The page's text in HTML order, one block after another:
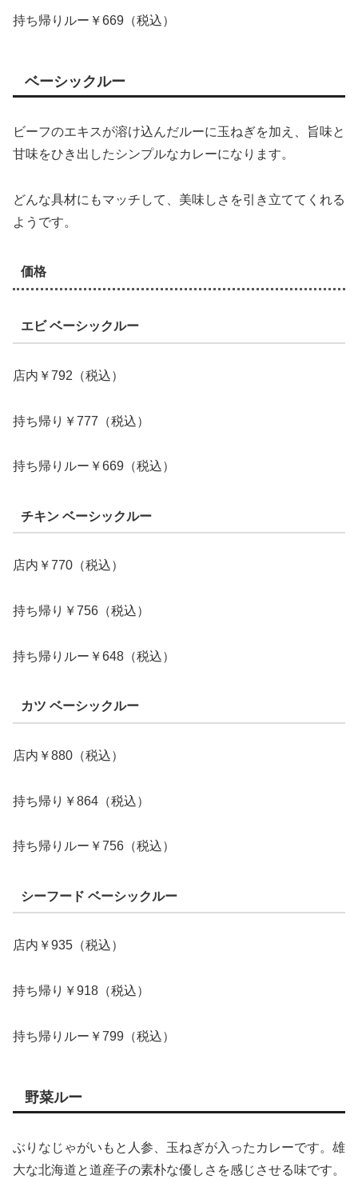
持ち帰りルー￥669（税込）
ベーシックルー
ビーフのエキスが溶け込んだルーに玉ねぎを加え、旨味と
甘味をひき出したシンプルなカレーになります。
どんな具材にもマッチして、美味しさを引き立ててくれる
ようです。
価格
エビ ベーシックルー
店内￥792（税込）
持ち帰り￥777（税込）
持ち帰りルー￥669（税込）
チキン ベーシックルー
店内￥770（税込）
持ち帰り￥756（税込）
持ち帰りルー￥648（税込）
カツ ベーシックルー
店内￥880（税込）
持ち帰り￥864（税込）
持ち帰りルー￥756（税込）
シーフード ベーシックルー
店内￥935（税込）
持ち帰り￥918（税込）
持ち帰りルー￥799（税込）
野菜ルー
ぶりなじゃがいもと人参、玉ねぎが入ったカレーです。雄
大な北海道と道産子の素朴な優しさを感じさせる味です。